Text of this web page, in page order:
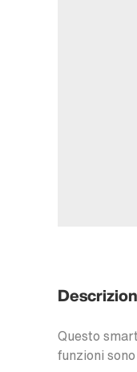
Questo
funzioni